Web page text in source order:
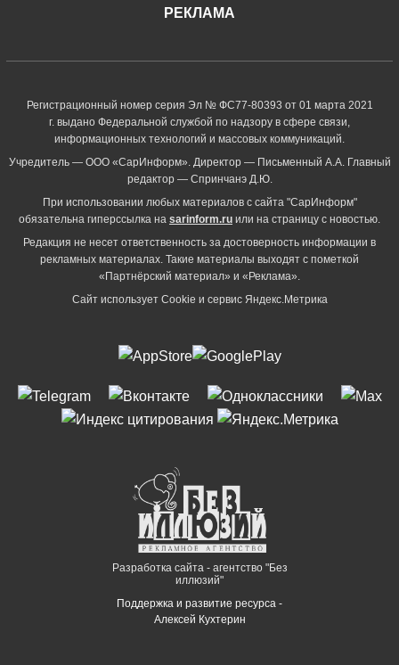
РЕКЛАМА
Регистрационный номер серия Эл № ФС77-80393 от 01 марта 2021
г. выдано Федеральной службой по надзору в сфере связи,
информационных технологий и массовых коммуникаций.
Учредитель — ООО «СарИнформ». Директор — Письменный А.А. Главный
редактор — Спринчанэ Д.Ю.
При использовании любых материалов с сайта "СарИнформ"
обязательна гиперссылка на sarinform.ru или на страницу с новостью.
Редакция не несет ответственность за достоверность информации в
рекламных материалах. Такие материалы выходят с пометкой
«Партнёрский материал» и «Реклама».
Сайт использует Cookie и сервиc Яндекс.Метрика
Разработка сайта - агентство "Без
иллюзий"
Поддержка и развитие ресурса -
Алексей Кухтерин